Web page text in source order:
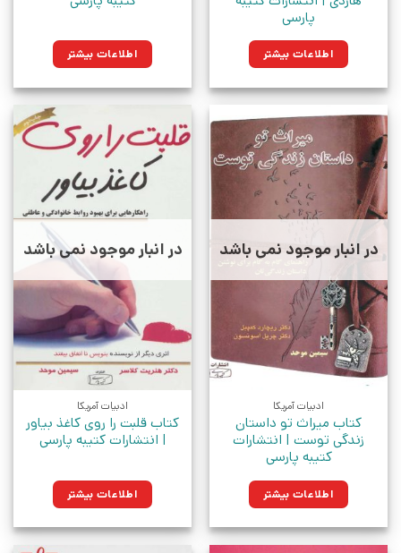
پارسی
اطلاعات بیشتر اطلاعات بیشتر
در انبار موجود نمی باشد
ادبیات آمریکا
کتاب میراث تو داستان
زندگی توست | انتشارات
کتیبه پارسی
اطلاعات بیشتر
در انبار موجود نمی باشد
ادبیات آمریکا
کتاب قلبت را روی کاغذ بیاور
| انتشارات کتیبه پارسی
اطلاعات بیشتر